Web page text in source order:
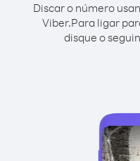
Discar o número
Viber.Para ligar
disque o